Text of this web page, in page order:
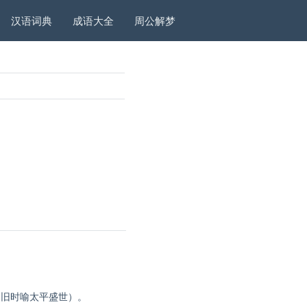
汉语词典 成语大全 周公解梦
时喻太平盛世）。